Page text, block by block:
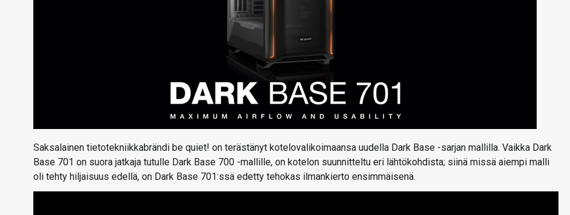
Saksalainen tietotekniikkabrändi be quiet! on terästänyt kotelovalikoimaansa uudella Dark Base -sarjan mallilla. Vaikka Dark
Base 701 on suora jatkaja tutulle Dark Base 700 -mallille, on kotelon suunnitteltu eri lähtökohdista; siinä missä aiempi malli
oli tehty hiljaisuus edellä, on Dark Base 701:ssä edetty tehokas ilmankierto ensimmäisenä.